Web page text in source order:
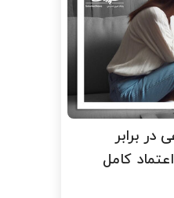
برابر
کامل